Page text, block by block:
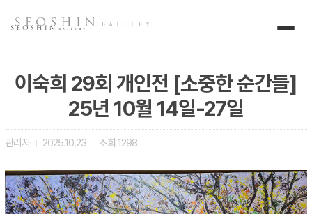
이숙희 29회 개인전 [소중한 순간들]
25년 10월 14일-27일
관리자 2025.10.23 조회 1298